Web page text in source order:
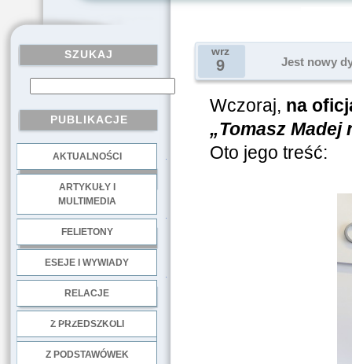
SZUKAJ
PUBLIKACJE
AKTUALNOŚCI
ARTYKUŁY I
MULTIMEDIA
FELIETONY
ESEJE I WYWIADY
RELACJE
Z PRZEDSZKOLI
Z PODSTAWÓWEK
wrz
9 Jest nowy
Wczoraj, na
„Tomasz
Oto jego treść: